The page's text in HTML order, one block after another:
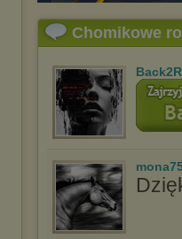
Chomikowe